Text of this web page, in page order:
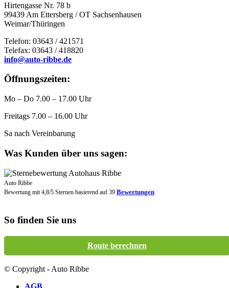
Hirtengasse Nr. 78 b
99439 Am Ettersberg / OT Sachsenhausen
Weimar/Thüringen
Telefon: 03643 / 421571
Telefax: 03643 / 418820
info@auto-ribbe.de
Öffnungszeiten:
Mo – Do 7.00 – 17.00 Uhr
Freitags 7.00 – 16.00 Uhr
Sa nach Vereinbarung
Was Kunden über uns sagen:
Auto Ribbe
Bewertung mit 4,8/5 Sternen basierend auf 39 Bewertungen
So finden Sie uns
Route berechnen
© Copyright - Auto Ribbe